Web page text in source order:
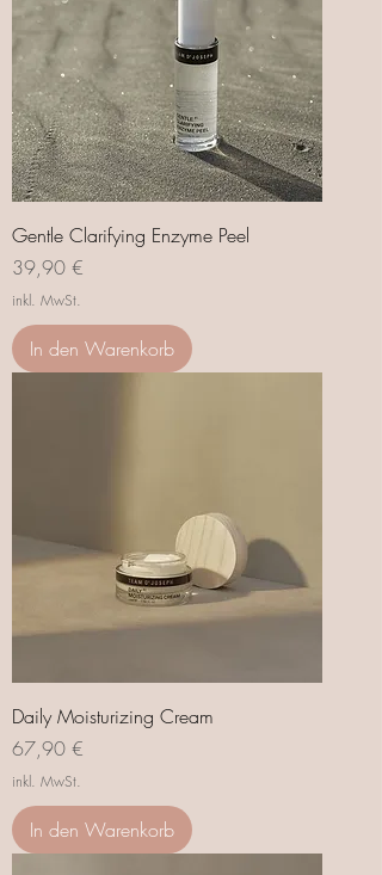
Gentle Clarifying Enzyme Peel
Preis
39,90 €
inkl. MwSt.
In den Warenkorb
Daily Moisturizing Cream
Preis
67,90 €
inkl. MwSt.
In den Warenkorb